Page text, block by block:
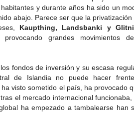
y durante años ha sido un
abajo. Parece ser que la
Kaupthing, Landsbanki y
provocando grandes movimientos
fondos de inversión y su escasa
de Islandia no puede hacer
visto sometido el país, ha provocado
el mercado internacional
ha empezado a tambalearse han